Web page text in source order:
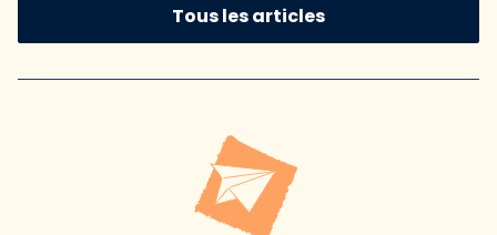
Tous les articles